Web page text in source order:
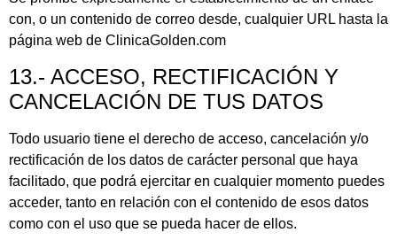
con, o un contenido de correo desde, cualquier URL hasta la
página web de ClinicaGolden.com
13.- ACCESO, RECTIFICACIÓN Y
CANCELACIÓN DE TUS DATOS
Todo usuario tiene el derecho de acceso, cancelación y/o
rectificación de los datos de carácter personal que haya
facilitado, que podrá ejercitar en cualquier momento puedes
acceder, tanto en relación con el contenido de esos datos
como con el uso que se pueda hacer de ellos.